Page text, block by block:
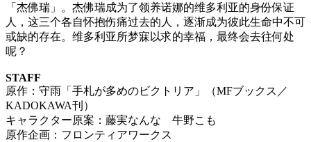
「杰佛瑞」。杰佛瑞成为了领养诺娜的维多利亚的身份保证
人，这三个各自怀抱伤痛过去的人，逐渐成为彼此生命中不可
或缺的存在。维多利亚所梦寐以求的幸福，最终会去往何处
呢？
STAFF
原作：守雨「手札が多めのビクトリア」（MFブックス／
KADOKAWA刊）
キャラクター原案：藤実なんな 牛野こも
原作企画：フロンティアワークス